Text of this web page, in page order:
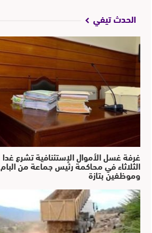
الحدث تيفي
غرفة غسل الأموال الإستئنافية تشرع غدا
الثلاثاء في محاكمة رئيس جماعة من البام
وموظفين بتازة